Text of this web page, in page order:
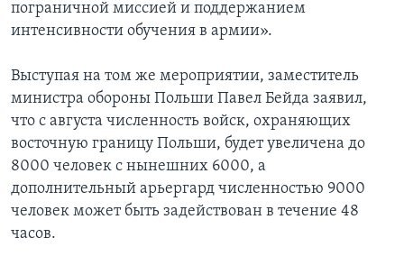
пограничной миссией и поддержанием
интенсивности обучения в армии».
Выступая на том же мероприятии, заместитель
министра обороны Польши Павел Бейда заявил,
что с августа численность войск, охраняющих
восточную границу Польши, будет увеличена до
8000 человек с нынешних 6000, а
дополнительный арьергард численностью 9000
человек может быть задействован в течение 48
часов.